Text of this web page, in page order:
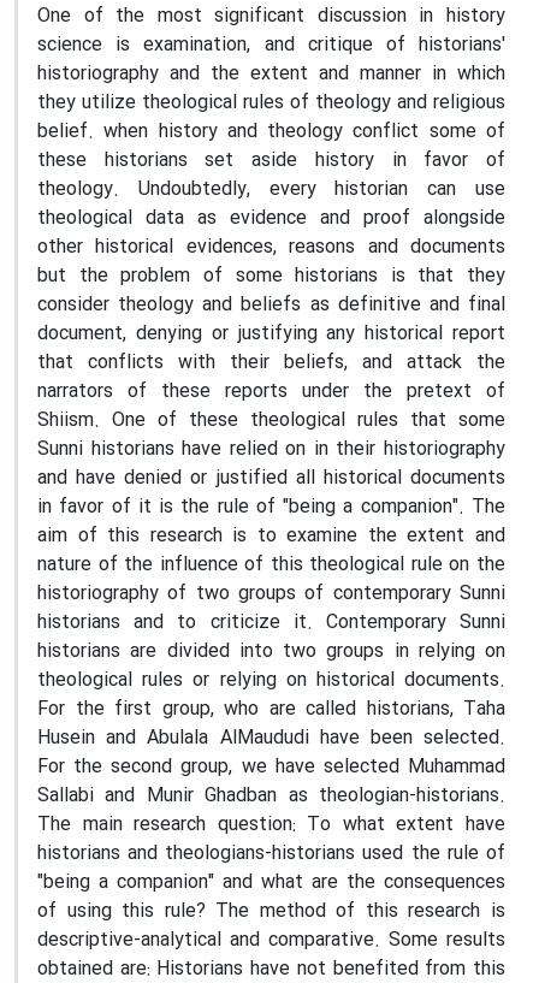
One of the most significant discussion in history
science is examination, and critique of historians'
historiography and the extent and manner in which
they utilize theological rules of theology and religious
belief. when history and theology conflict some of
these historians set aside history in favor of
theology. Undoubtedly, every historian can use
theological data as evidence and proof alongside
other historical evidences, reasons and documents
but the problem of some historians is that they
consider theology and beliefs as definitive and final
document, denying or justifying any historical report
that conflicts with their beliefs, and attack the
narrators of these reports under the pretext of
Shiism. One of these theological rules that some
Sunni historians have relied on in their historiography
and have denied or justified all historical documents
in favor of it is the rule of "being a companion". The
aim of this research is to examine the extent and
nature of the influence of this theological rule on the
historiography of two groups of contemporary Sunni
historians and to criticize it. Contemporary Sunni
historians are divided into two groups in relying on
theological rules or relying on historical documents.
For the first group, who are called historians, Taha
Husein and Abulala AlMaududi have been selected.
For the second group, we have selected Muhammad
Sallabi and Munir Ghadban as theologian-historians.
The main research question: To what extent have
historians and theologians-historians used the rule of
"being a companion" and what are the consequences
of using this rule? The method of this research is
descriptive-analytical and comparative. Some results
obtained are: Historians have not benefited from this